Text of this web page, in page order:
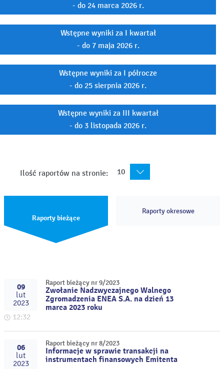
- do 24 marca 2026 r.
Wstępne wyniki za I kwartał
- do 7 maja 2026 r.
Wstępne wyniki za I półrocze
- do 25 sierpnia 2026 r.
Wstępne wyniki za III kwartał
- do 3 listopada 2026 r.
Ilość raportów na stronie: 10
Raporty bieżące
Raporty okresowe
09
lut
2023
12:32
Raport bieżący nr 9/2023
Zwołanie Nadzwyczajnego Walnego
Zgromadzenia ENEA S.A. na dzień 13
marca 2023 roku
06
lut
2023
Raport bieżący nr 8/2023
Informacje w sprawie transakcji na
instrumentach finansowych Emitenta